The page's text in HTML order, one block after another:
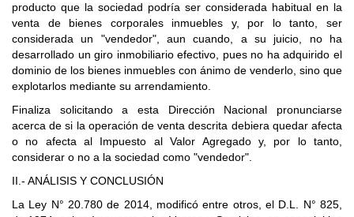
producto que la sociedad podría ser considerada habitual en la
venta de bienes corporales inmuebles y, por lo tanto, ser
considerada un "vendedor", aun cuando, a su juicio, no ha
desarrollado un giro inmobiliario efectivo, pues no ha adquirido el
dominio de los bienes inmuebles con ánimo de venderlo, sino que
explotarlos mediante su arrendamiento.
Finaliza solicitando a esta Dirección Nacional pronunciarse
acerca de si la operación de venta descrita debiera quedar afecta
o no afecta al Impuesto al Valor Agregado y, por lo tanto,
considerar o no a la sociedad como "vendedor".
II.- ANÁLISIS Y CONCLUSIÓN
La Ley N° 20.780 de 2014, modificó entre otros, el D.L. N° 825,